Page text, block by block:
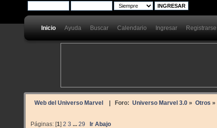
Inicio Ayuda Buscar Calendario Ingresar Registrarse
Web del Universo Marvel | Foro: Universo Marvel 3.0» Otros »
Páginas: [1]2 3 ...29 Ir Abajo